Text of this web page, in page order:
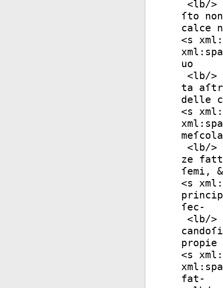
<lb/>
ſto
calce
<s
uo
<lb/>
ta
delle
<s
<lb/>
ze
ſemi,
<s
ſec-
<lb/>
propie
<s
fat-